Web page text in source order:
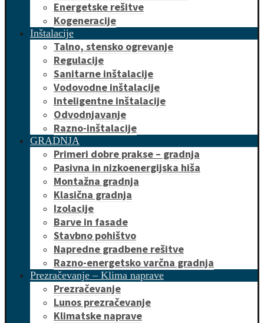
Energetske rešitve
Kogeneracije
Inštalacije
Talno, stensko ogrevanje
Regulacije
Sanitarne inštalacije
Vodovodne inštalacije
Inteligentne inštalacije
Odvodnjavanje
Razno-inštalacije
GRADNJA
Primeri dobre prakse – gradnja
Pasivna in nizkoenergijska hiša
Montažna gradnja
Klasična gradnja
Izolacije
Barve in fasade
Stavbno pohištvo
Napredne gradbene rešitve
Razno-energetsko varčna gradnja
Prezračevanje – Klima naprave
Prezračevanje
Lunos prezračevanje
Klimatske naprave